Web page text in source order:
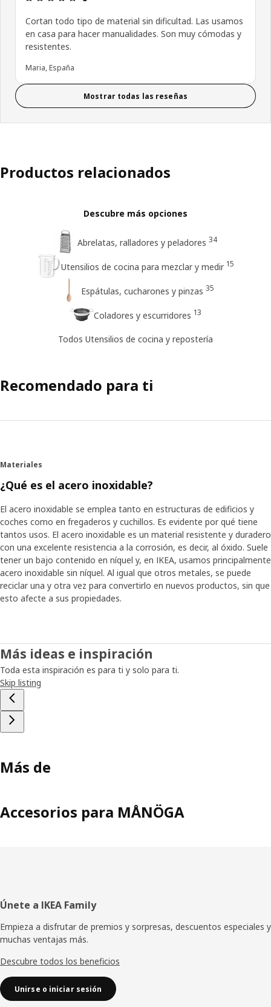
Cortan todo tipo de material sin dificultad. Las usamos
en casa para hacer manualidades. Son muy cómodas y
resistentes.
Maria, España
Mostrar todas las reseñas
Productos relacionados
Descubre más opciones
Abrelatas, ralladores y peladores 34
Utensilios de cocina para mezclar y medir 15
Espátulas, cucharones y pinzas 35
Coladores y escurridores 13
Todos Utensilios de cocina y repostería
Recomendado para ti
Materiales
¿Qué es el acero inoxidable?
El acero inoxidable se emplea tanto en estructuras de edificios y
coches como en fregaderos y cuchillos. Es evidente por qué tiene
tantos usos. El acero inoxidable es un material resistente y duradero
con una excelente resistencia a la corrosión, es decir, al óxido. Suele
tener un bajo contenido en níquel y, en IKEA, usamos principalmente
acero inoxidable sin níquel. Al igual que otros metales, se puede
reciclar una y otra vez para convertirlo en nuevos productos, sin que
esto afecte a sus propiedades.
Más ideas e inspiración
Toda esta inspiración es para ti y solo para ti.
Skip listing
Más de
Accesorios para MÅNÖGA
Pie
de
página
Únete a IKEA Family
Empieza a disfrutar de premios y sorpresas, descuentos especiales y
muchas ventajas más.
Descubre todos los beneficios
Unirse o iniciar sesión